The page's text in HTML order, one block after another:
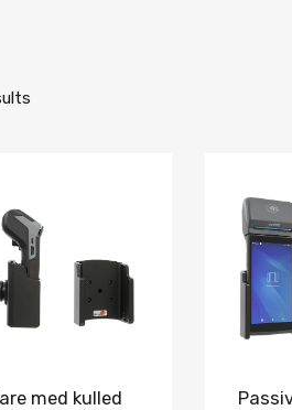
Lägg i önskelista
med kulled